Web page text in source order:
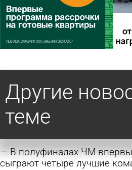
Другие
теме
В полуфиналах ЧМ
сыграют четыре лучшие